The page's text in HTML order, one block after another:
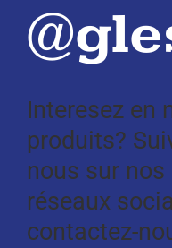
Interesez en
produits?
nous sur nos
réseaux
contactez-